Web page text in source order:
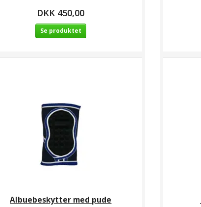
DKK 450,00
Se produktet
Albuebeskytter med pude